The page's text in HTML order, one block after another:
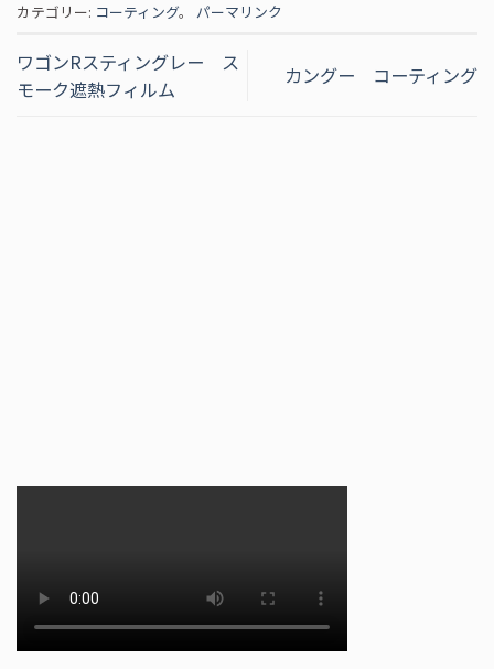
カテゴリー: コーティング。 パーマリンク
ワゴンRスティングレー ス
モーク遮熱フィルム
カングー コーティング